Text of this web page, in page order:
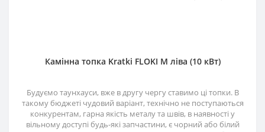
Камінна топка Kratki FLOKI M ліва (10 кВт)
Будуємо таунхауси, вже в другу чергу ставимо ці топки. В
такому бюджеті чудовий варіант, технічно не поступаються
конкурентам, гарна якість металу та швів, в наявності у
вільному доступі будь-які запчастини, є чорний або білий